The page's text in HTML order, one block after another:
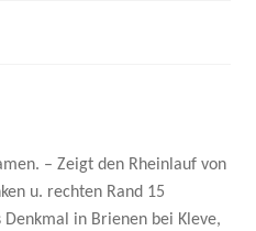
– Zeigt den Rheinlauf von
u. rechten Rand 15
Denkmal in Brienen bei Kleve,